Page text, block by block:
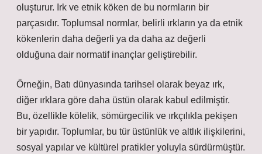
oluşturur. Irk ve etnik köken de bu normların bir
parçasıdır. Toplumsal normlar, belirli ırkların ya da etnik
kökenlerin daha değerli ya da daha az değerli
olduğuna dair normatif inançlar geliştirebilir.
Örneğin, Batı dünyasında tarihsel olarak beyaz ırk,
diğer ırklara göre daha üstün olarak kabul edilmiştir.
Bu, özellikle kölelik, sömürgecilik ve ırkçılıkla pekişen
bir yapıdır. Toplumlar, bu tür üstünlük ve altlık ilişkilerini,
sosyal yapılar ve kültürel pratikler yoluyla sürdürmüştür.